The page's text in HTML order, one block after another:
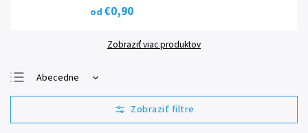
od €0,90
Zobraziť viac produktov
Abecedne
Najlacnejšie
Najdrahšie